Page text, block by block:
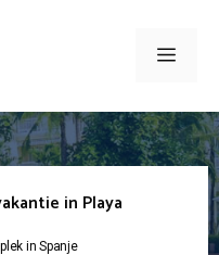
Menu
in Playa
in Spanje